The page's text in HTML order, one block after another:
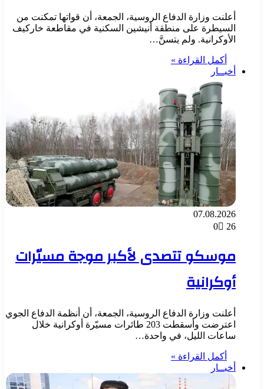
أعلنت وزارة الدفاع الروسية، الجمعة، أن قواتها تمكنت من
السيطرة على منطقة أنيشين السكنية في مقاطعة خاركيف
الأوكرانية. ولم يتسنَّ…
أكمل القراءة »
أخبــار
07.08.2026
0
26
موسكو تتصدى لأكبر موجة مسيّرات
أوكرانية
أعلنت وزارة الدفاع الروسية، الجمعة، أن أنظمة الدفاع الجوي
اعترضت وأسقطت 203 طائرات مسيّرة أوكرانية خلال
ساعات الليل، في واحدة…
أكمل القراءة »
أخبــار